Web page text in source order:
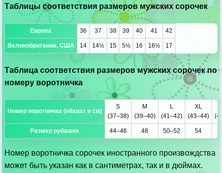
Таблицы соответствия размеров мужских сорочек
Европа 36 37 38 39 40 41 42
Великобритания, США 14 14½ 15 5½ 16 16½ 17
Таблица соответствия размеров мужских сорочек по
номеру воротничка
Номер воротничка (обхват в см)
S
(37–38)
M
(39–40)
L
(41–42)
XL
(43–44)
Размер рубашки 44–46 48 50–52 54
Номер воротничка сорочек иностранного произвождства
может быть указан как в сантиметрах, так и в дюймах.